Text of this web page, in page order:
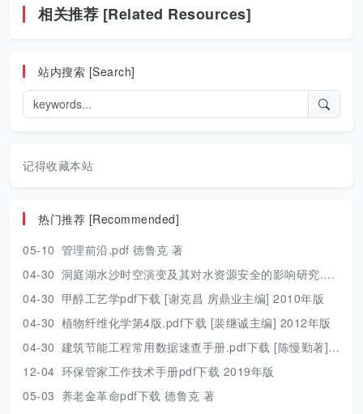
相关推荐 [Related Resources]
站内搜索 [Search]
记得收藏本站
热门推荐 [Recommended]
05-10 管理前沿.pdf 德鲁克 著
04-30 洞庭湖水沙时空演变及其对水资源安全的影响研究.pdf 胡光伟 著 2017年版
04-30 甲醇工艺学pdf下载 [谢克昌 房鼎业主编] 2010年版
04-30 植物纤维化学第4版.pdf下载 [裴继诚主编] 2012年版
04-30 建筑节能工程常用数据速查手册.pdf下载 [陈慢勤著] 2010年版
12-04 环保管家工作技术手册pdf下载 2019年版
05-03 养老金革命pdf下载 德鲁克 著